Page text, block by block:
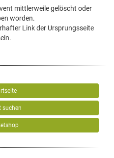
mittlerweile gelöscht oder
worden.
Link der Ursprungsseite
suchen